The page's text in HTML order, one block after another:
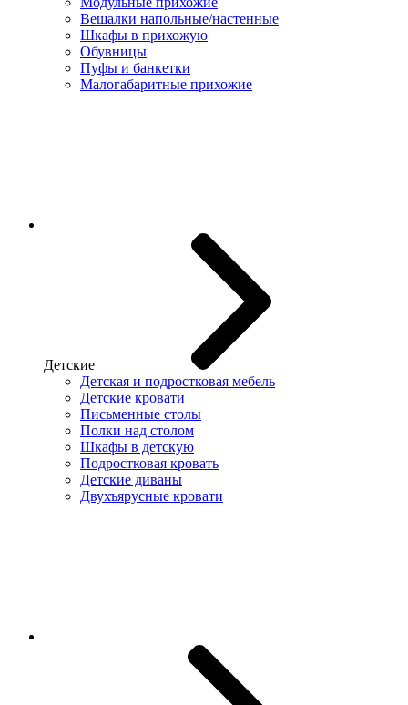
Вешалки напольные/настенные
Шкафы в прихожую
Обувницы
Пуфы и банкетки
Малогабаритные прихожие
Детские
Детская и подростковая мебель
Детские кровати
Письменные столы
Полки над столом
Шкафы в детскую
Подростковая кровать
Детские диваны
Двухъярусные кровати